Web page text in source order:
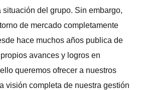
del grupo. Sin embargo,
de mercado completamente
hace muchos años publica de
avances y logros en
queremos ofrecer a nuestros
visión completa de nuestra gestión